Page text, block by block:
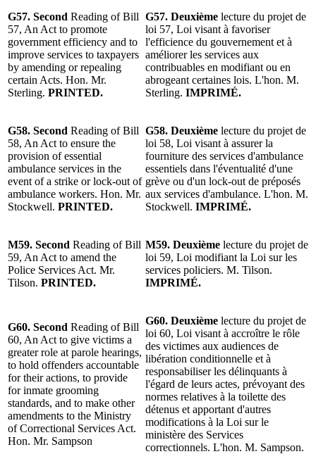
G57. Second Reading of Bill
57, An Act to promote
government efficiency and to
improve services to taxpayers
by amending or repealing
certain Acts. Hon. Mr.
Sterling. PRINTED.
G57. Deuxième lecture du projet de
loi 57, Loi visant à favoriser
l'efficience du gouvernement et à
améliorer les services aux
contribuables en modifiant ou en
abrogeant certaines lois. L'hon. M.
Sterling. IMPRIMÉ.
G58. Second Reading of Bill
58, An Act to ensure the
provision of essential
ambulance services in the
event of a strike or lock-out of
ambulance workers. Hon. Mr.
Stockwell. PRINTED.
G58. Deuxième lecture du projet de
loi 58, Loi visant à assurer la
fourniture des services d'ambulance
essentiels dans l'éventualité d'une
grève ou d'un lock-out de préposés
aux services d'ambulance. L'hon. M.
Stockwell. IMPRIMÉ.
M59. Second Reading of Bill
59, An Act to amend the
Police Services Act. Mr.
Tilson. PRINTED.
M59. Deuxième lecture du projet de
loi 59, Loi modifiant la Loi sur les
services policiers. M. Tilson.
IMPRIMÉ.
G60. Second Reading of Bill
60, An Act to give victims a
greater role at parole hearings,
to hold offenders accountable
for their actions, to provide
for inmate grooming
standards, and to make other
amendments to the Ministry
of Correctional Services Act.
Hon. Mr. Sampson
G60. Deuxième lecture du projet de
loi 60, Loi visant à accroître le rôle
des victimes aux audiences de
libération conditionnelle et à
responsabiliser les délinquants à
l'égard de leurs actes, prévoyant des
normes relatives à la toilette des
détenus et apportant d'autres
modifications à la Loi sur le
ministère des Services
correctionnels. L'hon. M. Sampson.